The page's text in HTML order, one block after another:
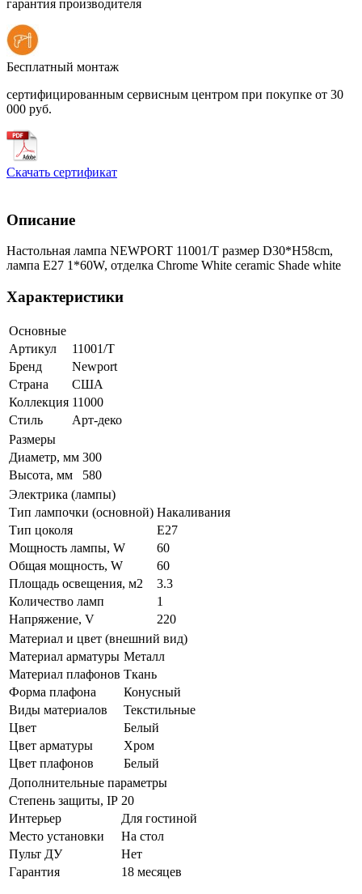
гарантия производителя
Бесплатный монтаж
сертифицированным сервисным центром при покупке от 30
000 руб.
Скачать сертификат
Описание
Настольная лампа NEWPORT 11001/T размер D30*H58cm,
лампа E27 1*60W, отделка Chrome White ceramic Shade white
Характеристики
Основные
Артикул
11001/T
Бренд
Newport
Страна
США
Коллекция 11000
Стиль
Арт-деко
Размеры
Диаметр, мм 300
Высота, мм
580
Электрика (лампы)
Тип лампочки (основной) Накаливания
Тип цоколя
E27
Мощность лампы, W
60
Общая мощность, W
60
Площадь освещения, м2
3.3
Количество ламп
1
Напряжение, V
220
Материал и цвет (внешний вид)
Материал арматуры Металл
Материал плафонов Ткань
Форма плафона
Конусный
Виды материалов
Текстильные
Цвет
Белый
Цвет арматуры
Хром
Цвет плафонов
Белый
Дополнительные параметры
Степень защиты, IP 20
Интерьер
Для гостиной
Место установки
На стол
Пульт ДУ
Нет
Гарантия
18 месяцев